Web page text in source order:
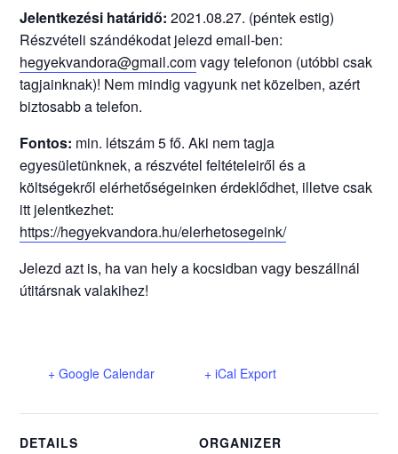
Jelentkezési határidő: 2021.08.27. (péntek estig)
Részvételi szándékodat jelezd email-ben:
hegyekvandora@gmail.comvagy telefonon (utóbbi csak
tagjainknak)! Nem mindig vagyunk net közelben, azért
biztosabb a telefon.
Fontos: min. létszám 5 fő. Aki nem tagja
egyesületünknek, a részvétel feltételeiről és a
költségekről elérhetőségeinken érdeklődhet, illetve csak
itt jelentkezhet:
https://hegyekvandora.hu/elerhetosegeink/
Jelezd azt is, ha van hely a kocsidban vagy beszállnál
útitársnak valakihez!
+ Google Calendar + iCal Export
DETAILS ORGANIZER